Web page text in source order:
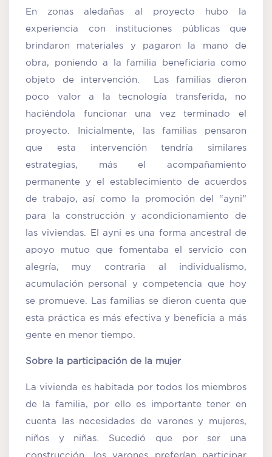
En zonas aledañas al proyecto hubo la
experiencia con instituciones públicas que
brindaron materiales y pagaron la mano de
obra, poniendo a la familia beneficiaria como
objeto de intervención. Las familias dieron
poco valor a la tecnología transferida, no
haciéndola funcionar una vez terminado el
proyecto. Inicialmente, las familias pensaron
que esta intervención tendría similares
estrategias, más el acompañamiento
permanente y el establecimiento de acuerdos
de trabajo, así como la promoción del “ayni”
para la construcción y acondicionamiento de
las viviendas. El ayni es una forma ancestral de
apoyo mutuo que fomentaba el servicio con
alegría, muy contraria al individualismo,
acumulación personal y competencia que hoy
se promueve. Las familias se dieron cuenta que
esta práctica es más efectiva y beneficia a más
gente en menor tiempo.
Sobre la participación de la mujer
La vivienda es habitada por todos los miembros
de la familia, por ello es importante tener en
cuenta las necesidades de varones y mujeres,
niños y niñas. Sucedió que por ser una
construcción, los varones preferían participar